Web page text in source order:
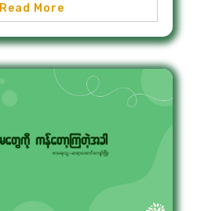
Read More